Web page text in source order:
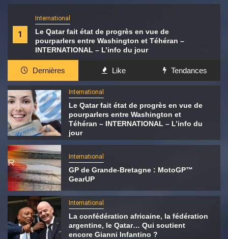
1
International
Le Qatar fait état de progrès en vue de
pourparlers entre Washington et Téhéran –
INTERNATIONAL – L’info du jour
Dernières Like Tendances
International
Le Qatar fait état de progrès en vue de
pourparlers entre Washington et
Téhéran – INTERNATIONAL – L’info du
jour
International
GP de Grande-Bretagne : MotoGP™
GearUP
International
La confédération africaine, la fédération
argentine, le Qatar… Qui soutient
encore Gianni Infantino ?